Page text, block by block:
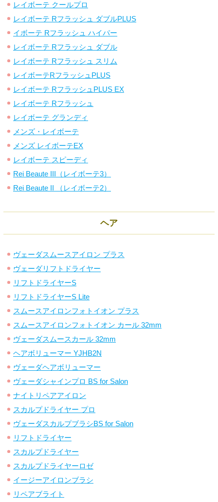
レイボーテ クールプロ
レイボーテ Rフラッシュ ダブルPLUS
イボーテ Rフラッシュ ハイパー
レイボーテ Rフラッシュ ダブル
レイボーテ Rフラッシュ スリム
レイボーテRフラッシュPLUS
レイボーテ RフラッシュPLUS EX
レイボーテ Rフラッシュ
レイボーテ グランディ
メンズ・レイボーテ
メンズ レイボーテEX
レイボーテ スピーディ
Rei Beaute III（レイボーテ3）
Rei Beaute II （レイボーテ2）
ヘア
ヴェーダスムースアイロン プラス
ヴェーダリフトドライヤー
リフトドライヤーS
リフトドライヤーS Lite
スムースアイロンフォトイオン プラス
スムースアイロンフォトイオン カール 32mm
ヴェーダスムースカール 32mm
ヘアボリューマー YJHB2N
ヴェーダヘアボリューマー
ヴェーダシャインプロ BS for Salon
ナイトリペアアイロン
スカルプドライヤー プロ
ヴェーダスカルプブラシBS for Salon
リフトドライヤー
スカルプドライヤー
スカルプドライヤーロゼ
イージーアイロンブラシ
リペアブライト